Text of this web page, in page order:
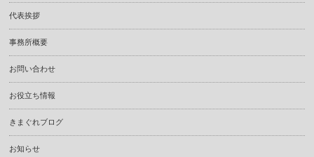
代表挨拶
事務所概要
お問い合わせ
お役立ち情報
きまぐれブログ
お知らせ